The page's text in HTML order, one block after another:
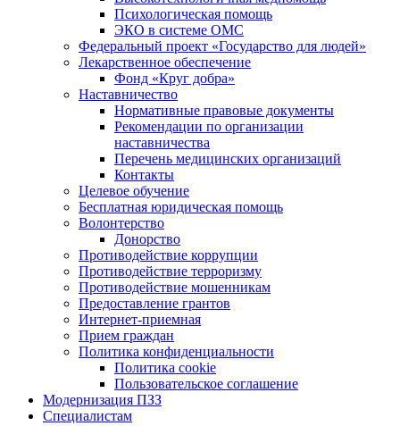
Психологическая помощь
ЭКО в системе ОМС
Федеральный проект «Государство для людей»
Лекарственное обеспечение
Фонд «Круг добра»
Наставничество
Нормативные правовые документы
Рекомендации по организации
наставничества
Перечень медицинских организаций
Контакты
Целевое обучение
Бесплатная юридическая помощь
Волонтерство
Донорство
Противодействие коррупции
Противодействие терроризму
Противодействие мошенникам
Предоставление грантов
Интернет-приемная
Прием граждан
Политика конфиденциальности
Политика cookie
Пользовательское соглашение
Модернизация ПЗЗ
Специалистам